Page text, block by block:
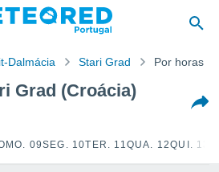
Dalmácia Stari Grad Por horas
Grad (Croácia)
09SEG. 10TER. 11QUA. 12QUI. 13